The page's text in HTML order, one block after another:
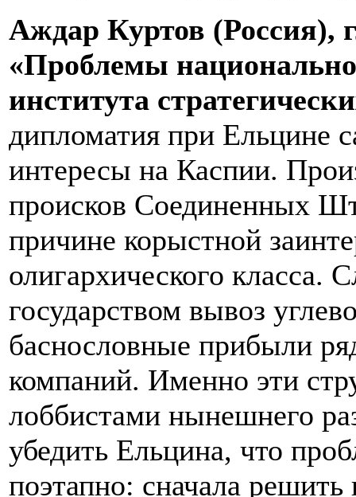
Аждар Куртов (Россия),
«Проблемы
института
дипломатия при Ельцине
интересы на Каспии.
происков Соединенных
причине корыстной
олигархического класса.
государством вывоз
баснословные прибыли
компаний. Именно эти
лоббистами нынешнего
убедить Ельцина, что
поэтапно: сначала решить